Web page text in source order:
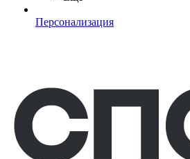
Персонализация